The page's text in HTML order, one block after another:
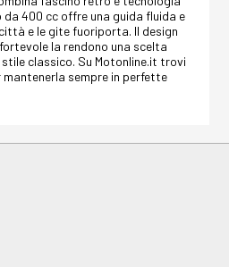
da 400 cc offre una guida fluida e
e le gite fuoriporta. Il design
la rendono una scelta
classico. Su Motonline.it trovi
sempre in perfette